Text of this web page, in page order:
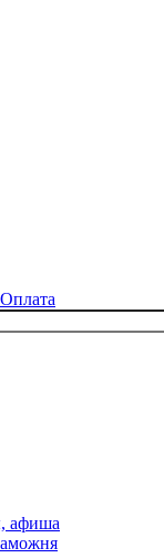
Оплата
афиша